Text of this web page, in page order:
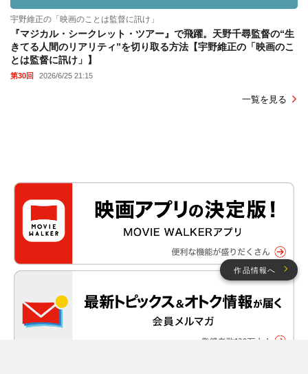
作品情報へ
宇野維正の「映画のことは監督に訊け」
『マジカル・シークレット・ツアー』で飛躍。天野千尋監督の“生
きてる人間のリアリティ”を切り取る方法【宇野維正の「映画のこ
とは監督に訊け」】
第30回 2026/6/25 21:15
一覧を見る